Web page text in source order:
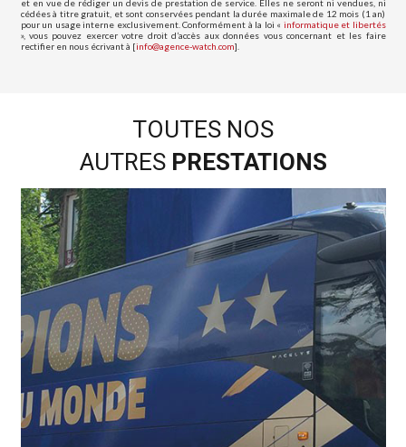
et en vue de rédiger un devis de prestation de service. Elles ne seront ni vendues, ni
cédées à titre gratuit, et sont conservées pendant la durée maximale de 12 mois (1 an)
pour un usage interne exclusivement. Conformément à la loi « informatique et libertés
», vous pouvez exercer votre droit d’accès aux données vous concernant et les faire
rectifier en nous écrivant à [info@agence-watch.com].
TOUTES NOS
AUTRES PRESTATIONS